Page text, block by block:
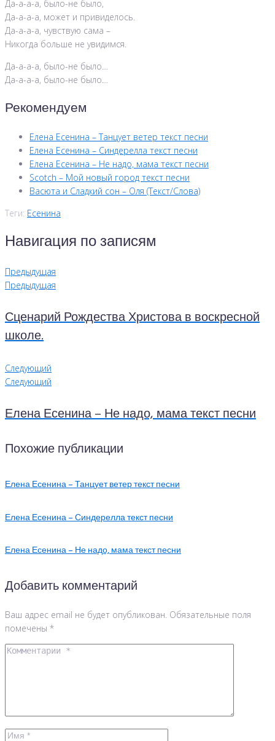
Да-а-а-а, было-не было,
Да-а-а-а, может и привиделось.
Да-а-а-а, чувствую сама –
Никогда больше не увидимся.
Да-а-а-а, было-не было…
Да-а-а-а, было-не было…
Рекомендуем
Елена Есенина – Танцует ветер текст песни
Елена Есенина – Синдерелла текст песни
Елена Есенина – Не надо, мама текст песни
Scotch – Мой новый город текст песни
Васюта и Сладкий сон – Оля (Текст/Слова)
Теги: Есенина
Навигация по записям
Предыдущая
Предыдущая
Сценарий Рождества Христова в воскресной
школе.
Следующий
Следующий
Елена Есенина – Не надо, мама текст песни
Похожие публикации
Елена Есенина – Танцует ветер текст песни
Елена Есенина – Синдерелла текст песни
Елена Есенина – Не надо, мама текст песни
Добавить комментарий
Ваш адрес email не будет опубликован. Обязательные поля
помечены *